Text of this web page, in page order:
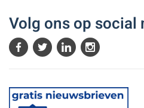
Volg ons op social